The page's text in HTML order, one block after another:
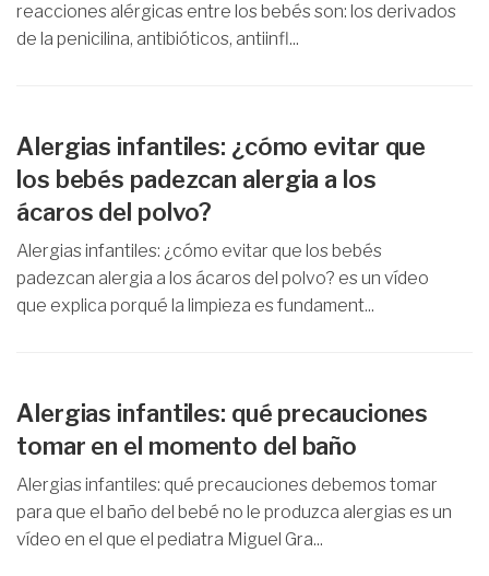
reacciones alérgicas entre los bebés son: los derivados
de la penicilina, antibióticos, antiinfl...
Alergias infantiles: ¿cómo evitar que
los bebés padezcan alergia a los
ácaros del polvo?
Alergias infantiles: ¿cómo evitar que los bebés
padezcan alergia a los ácaros del polvo? es un vídeo
que explica porqué la limpieza es fundament...
Alergias infantiles: qué precauciones
tomar en el momento del baño
Alergias infantiles: qué precauciones debemos tomar
para que el baño del bebé no le produzca alergias es un
vídeo en el que el pediatra Miguel Gra...